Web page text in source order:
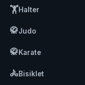
🏋️Halter
🥋Judo
🥋Karate
🚴Bisiklet